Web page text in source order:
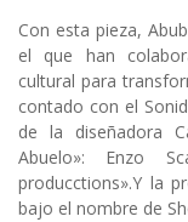
Con esta pieza,
el que han
cultural para
contado con el
de la diseñadora
Abuelo»: Enzo
producctions».Y la
bajo el nombre de